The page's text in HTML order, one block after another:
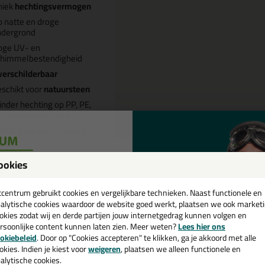
hechtingsvermogen
natte en droge
UV- en
voornatuursteen
hechting op PP, PE,
en siliconen
Alleslijm 310ml in Beige
je kit in een specifieke kleur? Gevonden! Deze lijmkit Tec7 Alleslijm
toepassingen. Een duurzame en veelzijdige kit welke
gebruikt cookies en vergelijkbare technieken. Naast functionele en
cookies waardoor de website goed werkt, plaatsen we ook
zodat wij en derde partijen jouw internetgedrag kunnen volgen en
content kunnen laten zien. Meer weten?Lees hier ons
. Door op "Cookies accepteren" te klikken, ga je akkoord met alle
Indien je kiest voorweigeren, plaatsen we alleen functionele en
cookies.
💚
en ontvang een
€35,-bij je eerste bestelling!